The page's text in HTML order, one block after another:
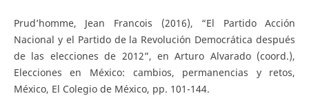
Prud’homme, Jean Francois (2016), “El Partido Acción
Nacional y el Partido de la Revolución Democrática después
de las elecciones de 2012”, en Arturo Alvarado (coord.),
Elecciones en México: cambios, permanencias y retos,
México, El Colegio de México, pp. 101-144.